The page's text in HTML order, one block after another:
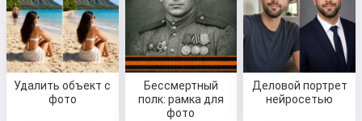
Удалить объект с
фото
Бессмертный
полк: рамка для
фото
Деловой портрет
нейросетью